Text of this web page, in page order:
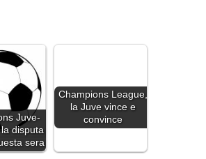
Juve-
disputa
sera
Champions League,
la Juve vince e
convince